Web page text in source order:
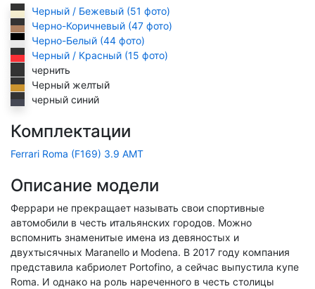
Черный / Бежевый (51 фото)
Черно-Коричневый (47 фото)
Черно-Белый (44 фото)
Черный / Красный (15 фото)
чернить
Черный желтый
черный синий
Комплектации
Ferrari Roma (F169) 3.9 AMT
Описание модели
Феррари не прекращает называть свои спортивные
автомобили в честь итальянских городов. Можно
вспомнить знаменитые имена из девяностых и
двухтысячных Maranello и Modena. В 2017 году компания
представила кабриолет Portofino, а сейчас выпустила купе
Roma. И однако на роль нареченного в честь столицы